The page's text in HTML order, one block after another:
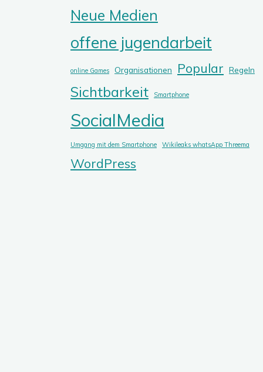
Neue Medien
offene jugendarbeit
online Games Organisationen Popular Regeln
Sichtbarkeit Smartphone
SocialMedia
Umgang mit dem Smartphone Wikileaks whatsApp Threema
WordPress